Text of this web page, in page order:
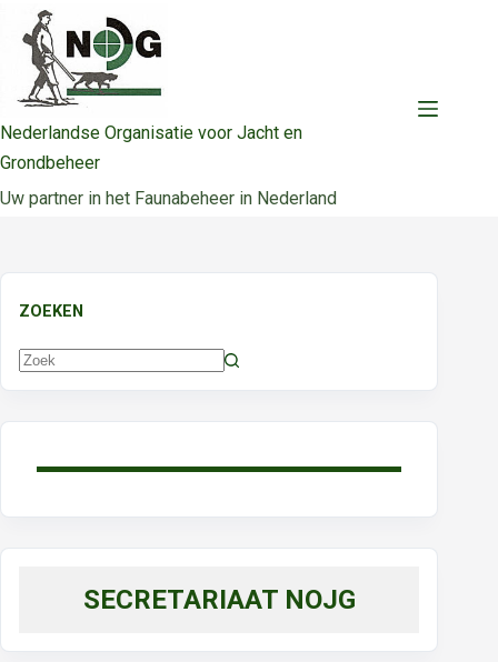
naar
inhoud
Nederlandse Organisatie voor Jacht en
Grondbeheer
Uw partner in het Faunabeheer in Nederland
ZOEKEN
Geen
SECRETARIAAT NOJG